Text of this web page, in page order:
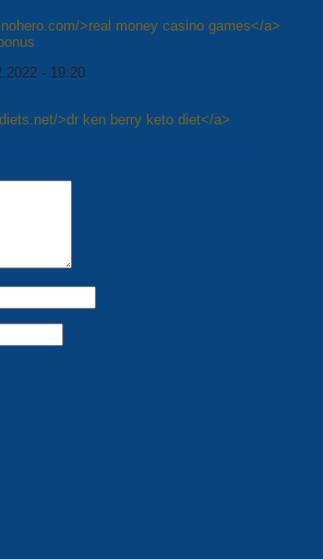
>real money casino games</a>
- 19:20
>dr ken berry keto diet</a>